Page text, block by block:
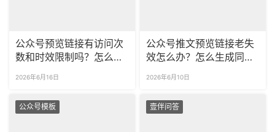
公众号预览链接有访问次
数和时效限制吗？怎么更
2026年6月16日
公众号推文预览链接老失
效怎么办？怎么生成同步
2026年6月10日
公众号模板 壹伴问答